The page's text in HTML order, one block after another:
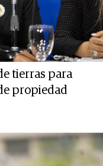
tierras para
propiedad